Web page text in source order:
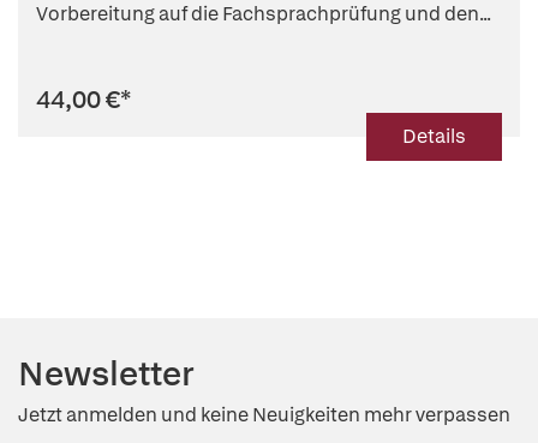
Vorbereitung auf die Fachsprachprüfung und den...
44,00 €*
Details
Newsletter
Jetzt anmelden und keine Neuigkeiten mehr verpassen